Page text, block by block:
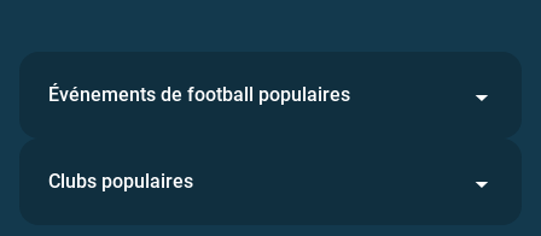
Événements de football populaires
Clubs populaires